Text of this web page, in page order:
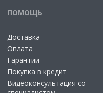
ПОМОЩЬ
Доставка
Оплата
Гарантии
Покупка в кредит
Видеоконсультация со